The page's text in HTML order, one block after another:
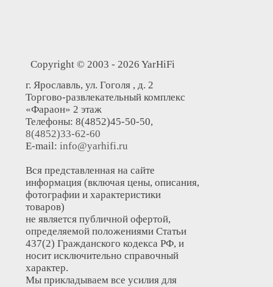
Copyright © 2003 - 2026 YarHiFi
г. Ярославль, ул. Гоголя , д. 2
Торгово-развлекательный комплекс
«Фараон» 2 этаж
Телефоны: 8(4852)45-50-50,
8(4852)33-62-60
E-mail: info@yarhifi.ru
Вся представленная на сайте
информация (включая цены, описания,
фотографии и характеристики
товаров)
не является публичной офертой,
определяемой положениями Статьи
437(2) Гражданского кодекса РФ, и
носит исключительно справочный
характер.
Мы прикладываем все усилия для